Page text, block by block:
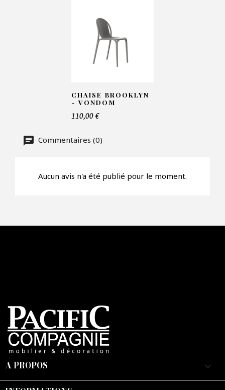
CAPTCHA
CHAISE BROOKLYN
- VONDOM
110,00 €
Commentaires (0)
Aucun avis n'a été publié pour le moment.
A PROPOS keyboard_arrow_down